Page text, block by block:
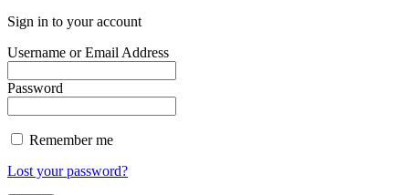
Sign in to your account
Username or Email Address
Password
Remember me
Lost your password?